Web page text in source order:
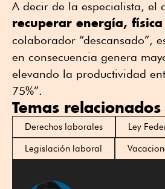
A decir de la especialista, el
recuperar energía,
colaborador “descansado”,
en consecuencia genera
elevando la productividad
75%”.
Temas relacionados
Derechos laborales
Ley
Legislación laboral